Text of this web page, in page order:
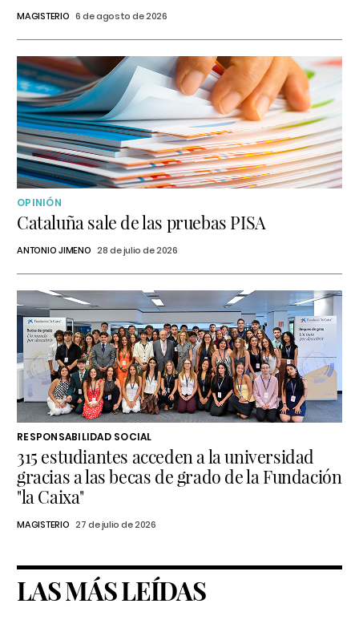
MAGISTERIO 6 de agosto de 2026
OPINIÓN
Cataluña sale de las pruebas PISA
ANTONIO JIMENO 28 de julio de 2026
RESPONSABILIDAD SOCIAL
315 estudiantes acceden a la universidad
gracias a las becas de grado de la Fundación
"la Caixa"
MAGISTERIO 27 de julio de 2026
LAS MÁS LEÍDAS